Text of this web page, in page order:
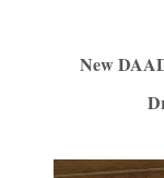
New